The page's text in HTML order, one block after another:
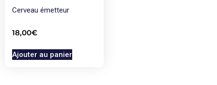
Cerveau émetteur
18,00€
Ajouter au panier